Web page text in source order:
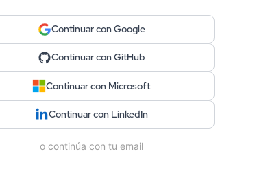
Continuar con Google
Continuar con GitHub
Continuar con Microsoft
Continuar con LinkedIn
o continúa con tu email